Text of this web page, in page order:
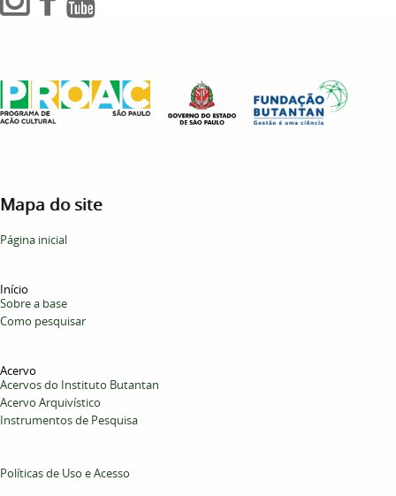
Mapa do site
Página inicial
Início
Sobre a base
Como pesquisar
Acervo
Acervos do Instituto Butantan
Acervo Arquivístico
Instrumentos de Pesquisa
Políticas de Uso e Acesso